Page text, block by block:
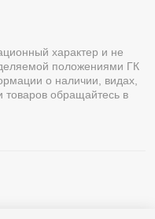
характер и не
положениями ГК
о наличии, видах,
товаров обращайтесь в